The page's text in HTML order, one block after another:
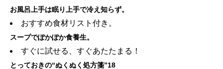
お風呂上手は眠り上手で冷え知らず。
おすすめ食材リスト付き。
スープでぽかぽか食養生。
すぐに試せる、すぐあたたまる！
とっておきの“ぬくぬく処方箋”18